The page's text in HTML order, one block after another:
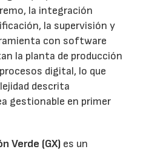
la integración
la supervisión y
con software
la planta de producción
digital, lo que
descrita
gestionable en primer
Verde (GX) es un